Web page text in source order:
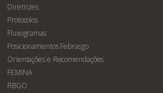
Diretrizes
Protocolos
Fluxogramas
Posicionamentos Febrasgo
Orientações e Recomendações
FEMINA
RBGO